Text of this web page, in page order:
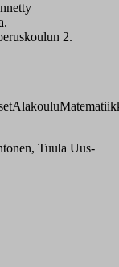
2.
Alakoulu
Tuula Uus-